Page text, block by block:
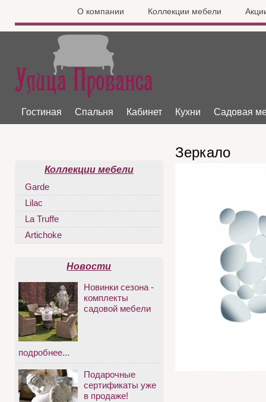
О компании Коллекции мебели
Гостиная Спальня Кабинет Кухни Садовая
Зеркало
Коллекции мебели
Garde
Lilac
La Truffe
Artichoke
Новости
Новинки сезона -
комплекты
садовой мебели
подробнее...
Подарочные
сертификаты уже
в продаже!